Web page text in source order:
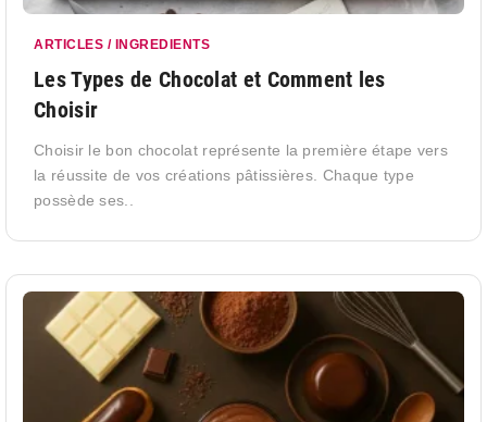
ARTICLES / INGREDIENTS
Les Types de Chocolat et Comment les
Choisir
Choisir le bon chocolat représente la première étape vers
la réussite de vos créations pâtissières. Chaque type
possède ses..